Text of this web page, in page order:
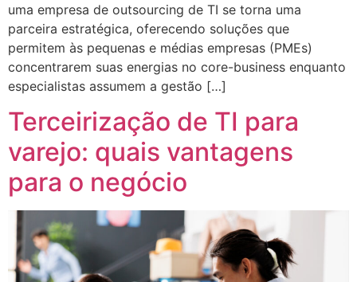
uma empresa de outsourcing de TI se torna uma
parceira estratégica, oferecendo soluções que
permitem às pequenas e médias empresas (PMEs)
concentrarem suas energias no core-business enquanto
especialistas assumem a gestão […]
Terceirização de TI para
varejo: quais vantagens
para o negócio